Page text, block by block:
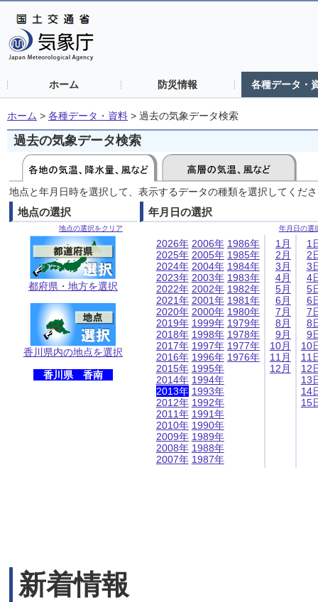
ホーム 防災情報 各種データ・
ホーム > 各種データ・資料 > 過去の気象データ検索
過去の気象データ検索
地点と年月日時を選択して、表示するデータの種類を選択してくだ
地点の選択
地点の選択をクリア
都府県・地方を選択
香川県内の地点を選択
香川県 香南
年月日の選択
年月日の選
2026年
2025年
2024年
2023年
2022年
2021年
2020年
2019年
2018年
2017年
2016年
2015年
2014年
2013年
2012年
2011年
2010年
2009年
2008年
2007年
2006年
2005年
2004年
2003年
2002年
2001年
2000年
1999年
1998年
1997年
1996年
1995年
1994年
1993年
1992年
1991年
1990年
1989年
1988年
1987年
1986年
1985年
1984年
1983年
1982年
1981年
1980年
1979年
1978年
1977年
1976年
1月
2月
3月
4月
5月
6月
7月
8月
9月
10月
11月
12月
1
2
3
4
5
6
7
8
9
10
11
12
13
14
15
新着情報